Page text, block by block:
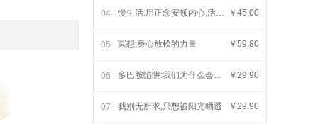
04 慢生活:用正念安顿内心,活出生命的意义 ￥45.00
05 冥想:身心放松的力量 ￥59.80
06 多巴胺陷阱:我们为什么会输给本能 ￥29.90
07 我别无所求,只想被阳光晒透 ￥29.90